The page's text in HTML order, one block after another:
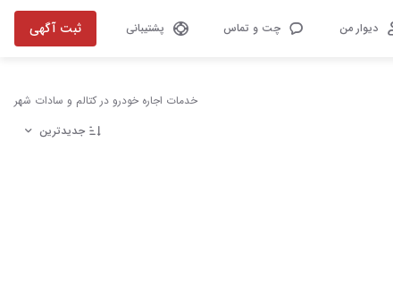
دیوار من چت و تماس پشتیبانی ثبت آگهی
خدمات اجاره خودرو در کتالم و سادات شهر
جدیدترین